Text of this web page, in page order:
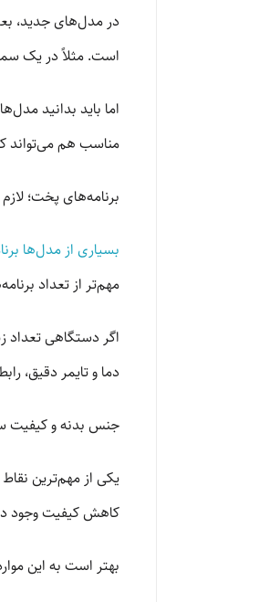
در مدل‌های جدید،
است. مثلاً در یک
اما باید بدانید
مناسب هم می‌تواند
برنامه‌های پخت؛ لازم
بسیاری از مدل‌ها
مهم‌تر از تعداد
اگر دستگاهی تعداد
دما و تایمر دقیق،
جنس بدنه و کیفیت
یکی از مهم‌ترین
کاهش کیفیت وجود
بهتر است به این